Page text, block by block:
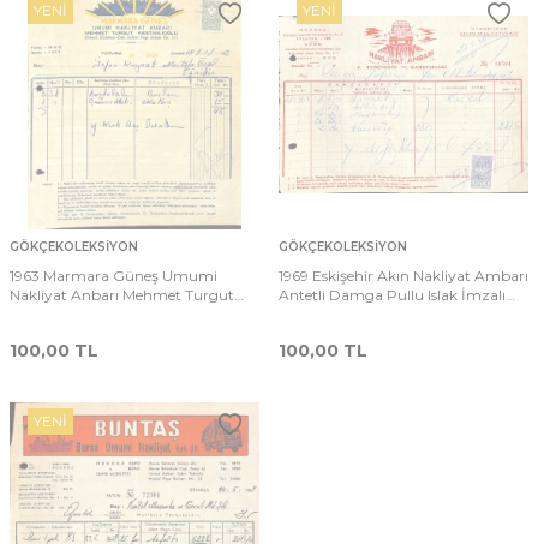
YENI
GÖKÇEKOLEKSIYON
1963 Marmara Güneş Umumi
Nakliyat Anbarı Mehmet Turgut
EFM(N)12072
100,00 TL
YENI
GÖKÇEKOLEKSIYON
1969 Eskişehir Akın Nakliyat Ambarı
Antetli Damga Pullu Islak İmzalı
100,00 TL
YENI